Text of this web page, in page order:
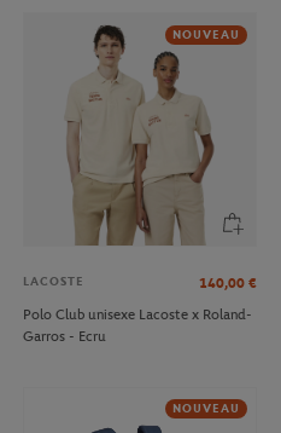
NOUVEAU
LACOSTE 140,00 €
Polo Club unisexe Lacoste x Roland-
Garros - Ecru
NOUVEAU